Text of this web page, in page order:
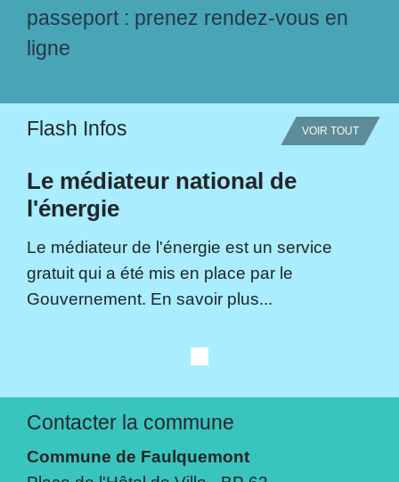
passeport : prenez rendez-vous en
ligne
Flash Infos VOIR TOUT
Le médiateur national de
l'énergie
Le médiateur de l'énergie est un service
gratuit qui a été mis en place par le
Gouvernement. En savoir plus...
Contacter la commune
Commune de Faulquemont